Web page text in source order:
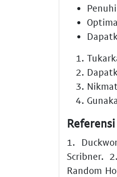
1.
Scribner.
Random